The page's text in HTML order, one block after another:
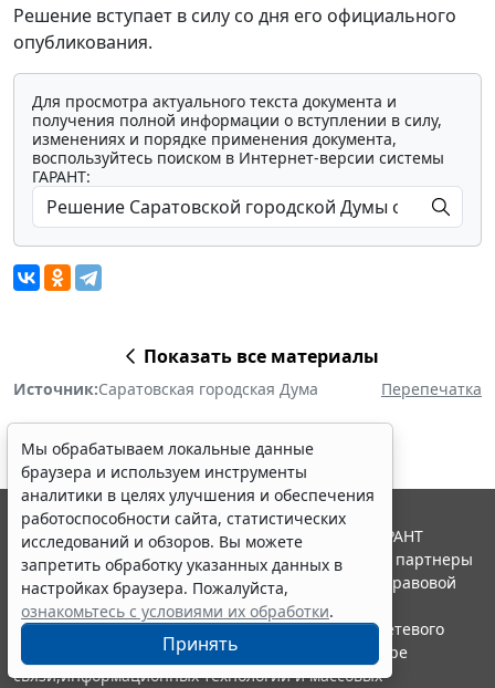
Решение вступает в силу со дня его официального
опубликования.
Для просмотра актуального текста документа и
получения полной информации о вступлении в силу,
изменениях и порядке применения документа,
воспользуйтесь поиском в Интернет-версии системы
ГАРАНТ:
Показать все материалы
Источник:Саратовская городская Дума Перепечатка
Мы обрабатываем локальные данные
браузера и используем инструменты
аналитики в целях улучшения и обеспечения
работоспособности сайта, статистических
исследований и обзоров. Вы можете
запретить обработку указанных данных в
настройках браузера. Пожалуйста,
ознакомьтесь с условиями их обработки.
Принять
© ООО "НПП "ГАРАНТ-СЕРВИС", 2026. Система ГАРАНТ
выпускается с 1990 года. Компания "Гарант" и ее партнеры
являются участниками Российской ассоциации правовой
информации ГАРАНТ.
Портал ГАРАНТ.РУ зарегистрирован в качестве сетевого
издания Федеральной службой по надзору в сфере
связи,информационных технологий и массовых